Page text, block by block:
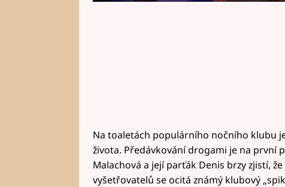
Na toaletách populárního nočního klubu
života. Předávkování drogami je na první
Malachová a její parťák Denis brzy zjistí,
vyšetřovatelů se ocitá známý klubový